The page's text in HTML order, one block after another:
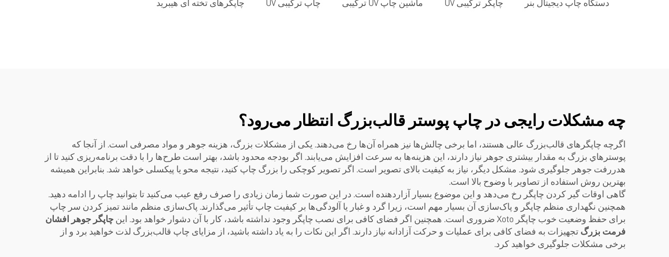
دستگاه چاپ دیجیتال بنر چاپگر ترکیبی UV ماشین چاپ UV ترکیبی چاپ ترکیبی UV چاپگرهای تخته ای هیبرید
چه مشکلات رایجی در چاپ پوستر قالب‌بزرگ انتظار می‌رود؟
اگرچه چاپگرهای قالب‌بزرگ عالی هستند، اما برخی چالش‌ها نیز همراه آن‌ها رخ می‌دهند. یکی از مشکلات بزرگ، هزینه جوهر و مواد مصرفی است. از آنجا که
پوسترهاي بزرگ به مقدار بیشتری جوهر نیاز دارند، این هزینه‌ها به سرعت افزایش می‌یابند. اگر بودجه محدود باشد، بهتر است طرح‌ها را با دقت برنامه‌ریزی کنید تا از
هدررفت جوهر جلوگیری شود. مشکل دیگر، نیاز به کیفیت بالای تصویر است. اگر تصویر کوچکی را بزرگ چاپ کنید، نتیجه محو یا پیکسلی خواهد شد. بنابراین همیشه
بهترین روش استفاده از تصاویر با وضوح بالا است.
گاهی اوقات گیر کردن چاپگر رخ می‌دهد و این موضوع بسیار آزاردهنده است. در این صورت شما زمان زیادی را صرف رفع عیب می‌کنید تا بتوانید چاپ را ادامه دهید.
همچنین نگهداری منظم چاپگر و پاک‌سازی آن بسیار مهم است، زیرا گرد و غبار یا آلودگی‌ها بر کیفیت چاپ تأثیر می‌گذارند. پاک‌سازی منظم مانند تمیز کردن سر چاپ
برای حفظ وضعیت خوب چاپگر Xoto ضروری است. همچنین اگر فضای کافی برای نصب چاپگر وجود نداشته باشد، کار با آن دشوار خواهد بود. این
چاپگر جوهر افشان
فرمت بزرگ تجهیزات به فضای کافی برای عملیات و حرکت آزادانه نیاز دارند. اگر این نکات را به یاد داشته باشید، از مزایای چاپ قالب‌بزرگ لذت خواهید برد و از
برخی مشکلات جلوگیری خواهید کرد.